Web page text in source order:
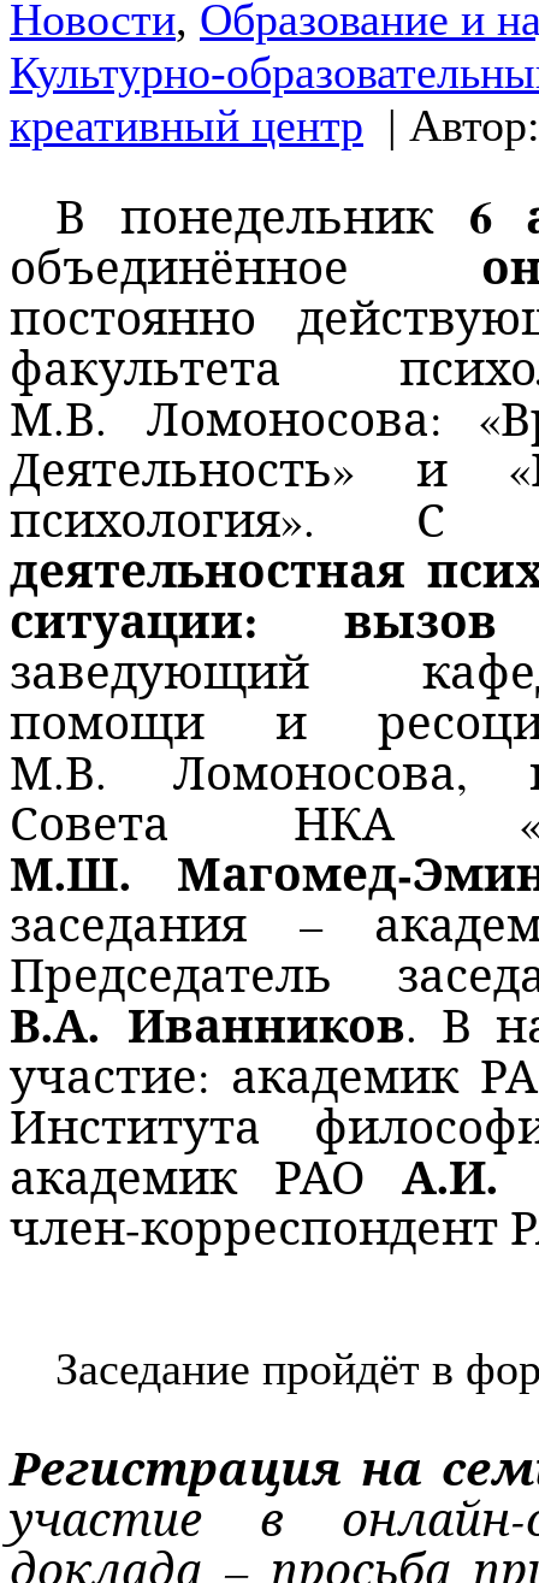
Новости, Образование и
Культурно-
креативный центр |
В понедельник 6
объединённое
постоянно
факультета
М.В. Ломоносова:
Деятельность» и
психология».
деятельностная
ситуации: вызов
заведующий
помощи и
М.В. Ломоносова,
Совета НКА
М.Ш. Магомед-
заседания –
Председатель
В.А. Иванников. В
участие: академик
Института
академик РАОА.И.
член-корреспондент
Заседание пройдёт в
Регистрация на
участие в
доклада – просьба